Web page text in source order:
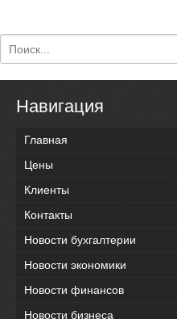
Навигация
Главная
Цены
Клиенты
Контакты
Новости бухгалтерии
Новости экономики
Новости финансов
Новости бизнеса